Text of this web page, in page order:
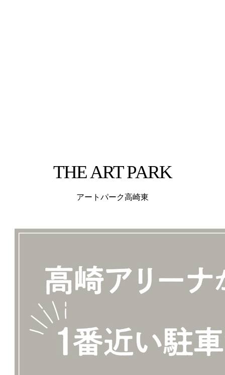
THE ART PARK
アートパーク高崎東